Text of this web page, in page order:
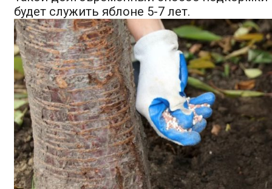
будет служить яблоне 5-7 лет.